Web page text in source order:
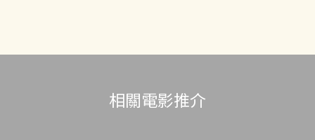
相關電影推介